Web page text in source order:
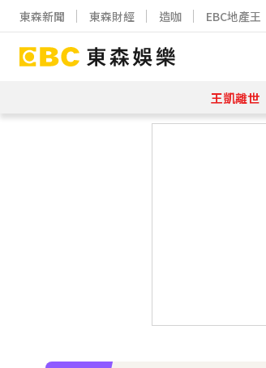
東森新聞 東森財經 造咖 EBC地產王
王凱離世